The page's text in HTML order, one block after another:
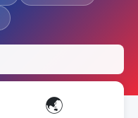
🌏